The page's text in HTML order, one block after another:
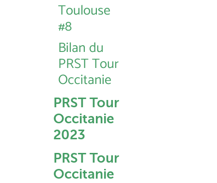
Toulouse
#8
Bilan du
PRST Tour
Occitanie
PRST Tour
Occitanie
2023
PRST Tour
Occitanie